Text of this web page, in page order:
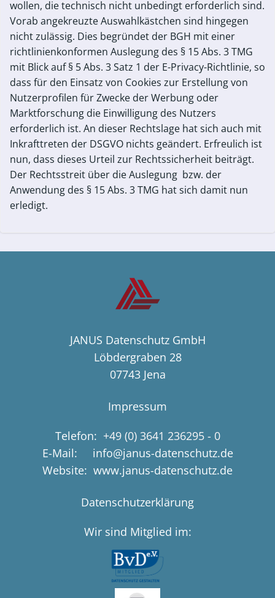
wollen, die technisch nicht unbedingt erforderlich sind.
Vorab angekreuzte Auswahlkästchen sind hingegen
nicht zulässig. Dies begründet der BGH mit einer
richtlinienkonformen Auslegung des § 15 Abs. 3 TMG
mit Blick auf § 5 Abs. 3 Satz 1 der E-Privacy-Richtlinie, so
dass für den Einsatz von Cookies zur Erstellung von
Nutzerprofilen für Zwecke der Werbung oder
Marktforschung die Einwilligung des Nutzers
erforderlich ist. An dieser Rechtslage hat sich auch mit
Inkrafttreten der DSGVO nichts geändert. Erfreulich ist
nun, dass dieses Urteil zur Rechtssicherheit beiträgt.
Der Rechtsstreit über die Auslegung bzw. der
Anwendung des § 15 Abs. 3 TMG hat sich damit nun
erledigt.
JANUS Datenschutz GmbH
Löbdergraben 28
07743 Jena
Impressum
Telefon: +49 (0) 3641 236295 - 0
E-Mail: info@janus-datenschutz.de
Website: www.janus-datenschutz.de
Datenschutzerklärung
Wir sind Mitglied im: